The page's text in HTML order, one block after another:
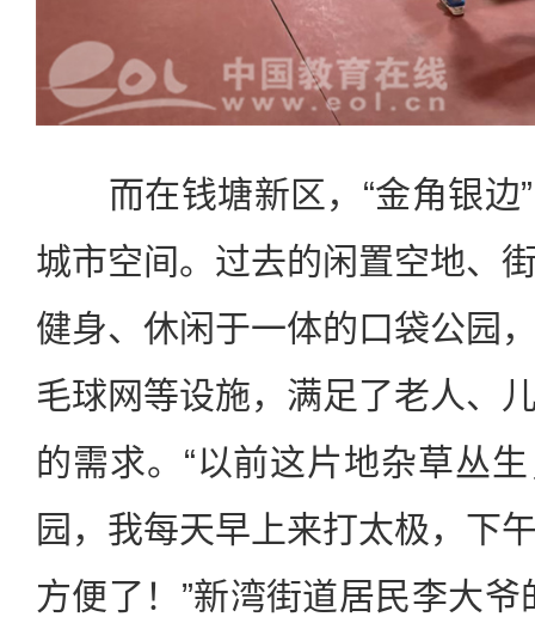
而在钱塘新区，“金角银边”
城市空间。过去的闲置空地、
健身、休闲于一体的口袋公园
毛球网等设施，满足了老人、
的需求。“以前这片地杂草丛
园，我每天早上来打太极，下
方便了！”新湾街道居民李大